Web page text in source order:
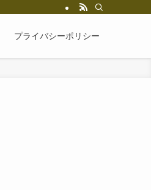
プライバシーポリシー